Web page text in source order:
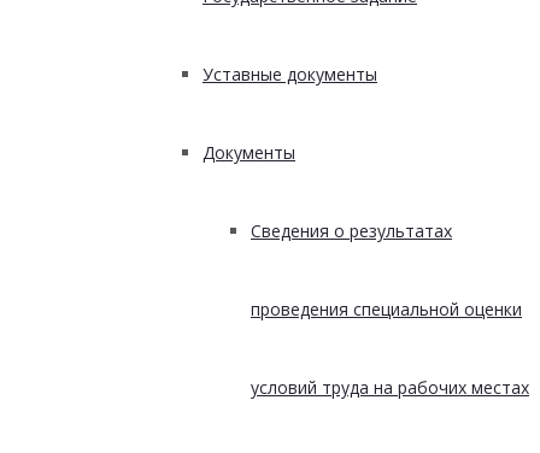
Уставные документы
Документы
Сведения о результатах
проведения специальной оценки
условий труда на рабочих местах